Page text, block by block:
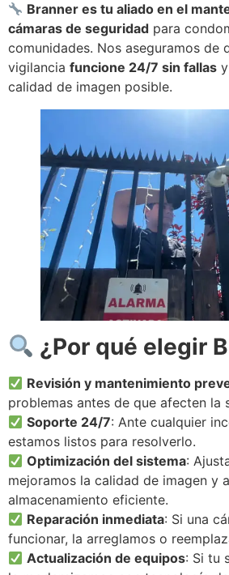
Branner es tu aliado en el
cámaras de seguridad para
comunidades. Nos aseguramos de
vigilancia funcione 24/7 sin fallas
calidad de imagen posible.
¿Por qué elegir
Revisión y mantenimiento
problemas antes de que afecten la
Soporte 24/7: Ante cualquier
estamos listos para resolverlo.
Optimización del sistema:
mejoramos la calidad de imagen y
almacenamiento eficiente.
Reparación inmediata: Si una
funcionar, la arreglamos o
Actualización de equipos: Si tu